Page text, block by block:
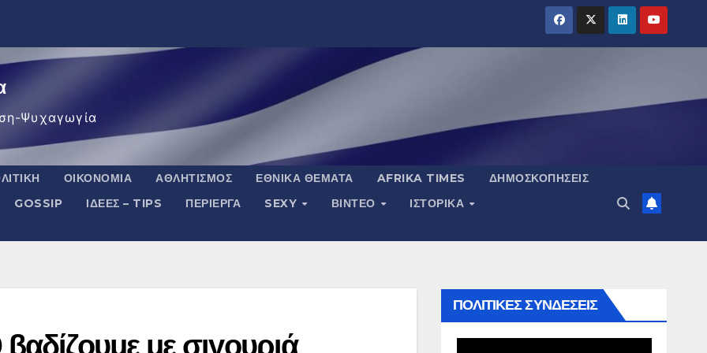
Ψυχαγωγία
ΟΙΚΟΝΟΜΊΑ ΑΘΛΗΤΙΣΜΌΣ ΕΘΝΙΚΆ ΘΈΜΑΤΑ AFRIKA TIMES
ΔΗΜΟΣΚΟΠΉΣΕΙΣ
GOSSIP ΙΔΈΕΣ – TIPS ΠΕΡΊΕΡΓΑ SEXY ΒΙΝΤΕΟ
ΙΣΤΟΡΙΚΆ
με σιγουριά
ΠΟΛΙΤΙΚΕΣ ΣΥΝΔΕΣΕΙΣ